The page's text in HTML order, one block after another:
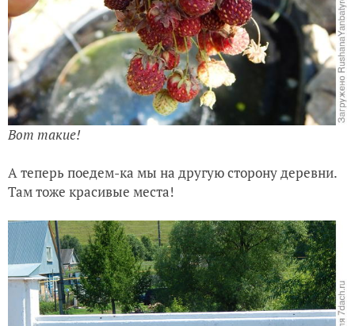
Вот такие!
А теперь поедем-ка мы на другую сторону деревни.
Там тоже красивые места!